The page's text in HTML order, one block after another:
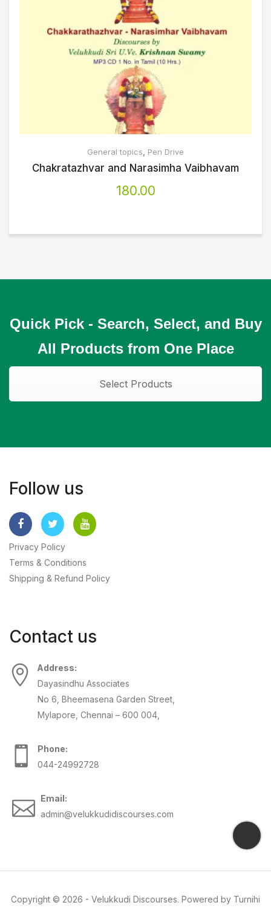
General topics Pen Drive
Chakratazhvar and Narasimha Vaibhavam
180.00
Quick Pick - Search, Select, and Buy
All Products from One Place
Select Products
Follow us
Privacy Policy
Terms & Conditions
Shipping & Refund Policy
Contact us
Address:
Dayasindhu Associates
No 6, Bheemasena Garden Street,
Mylapore, Chennai – 600 004,
Phone:
044-24992728
Email:
admin@velukkudidiscourses.com
Copyright © 2026 - Velukkudi Discourses. Powered by Turnihi